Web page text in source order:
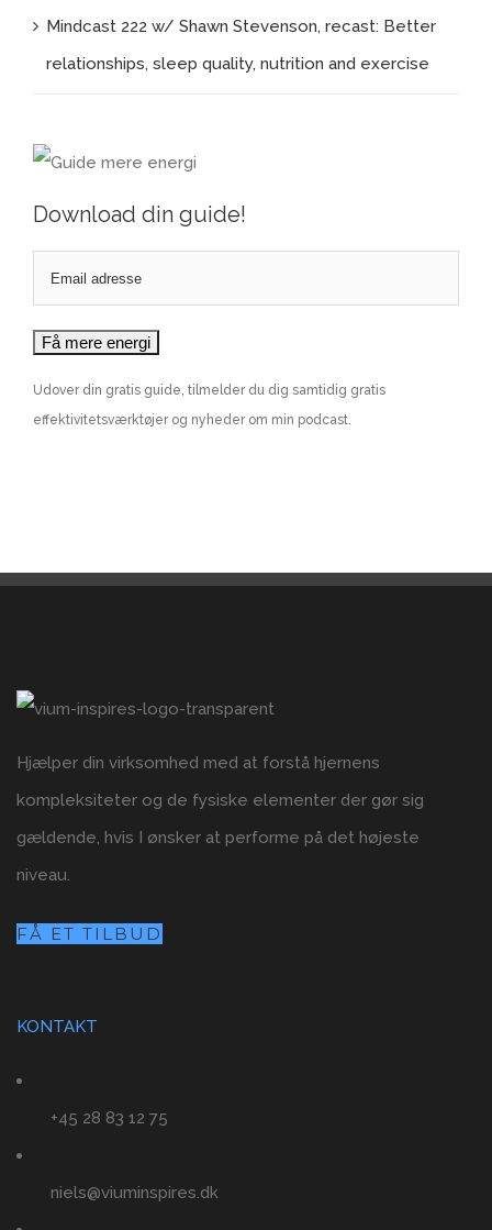
Mindcast 222 w/ Shawn Stevenson, recast: Better
relationships, sleep quality, nutrition and exercise
Download din guide!
Udover din gratis guide, tilmelder du dig samtidig gratis
effektivitetsværktøjer og nyheder om min podcast.
Hjælper din virksomhed med at forstå hjernens
kompleksiteter og de fysiske elementer der gør sig
gældende, hvis I ønsker at performe på det højeste
niveau.
FÅ ET TILBUD
KONTAKT
+45 28 83 12 75
niels@viuminspires.dk